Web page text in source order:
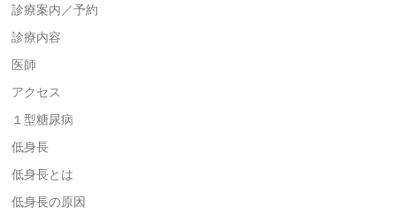
診療案内／予約
診療内容
医師
アクセス
１型糖尿病
低身長
低身長とは
低身長の原因